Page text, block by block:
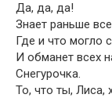
Да, да, да!
Знает раньше
Где и что могло
И обманет всех
Снегурочка.
То, что ты, Лиса,